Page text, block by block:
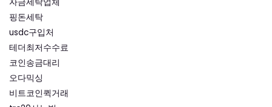
핑돈세탁
usdc구입처
테더최저수수료
코인송금대리
오다믹싱
비트코인퀵거래